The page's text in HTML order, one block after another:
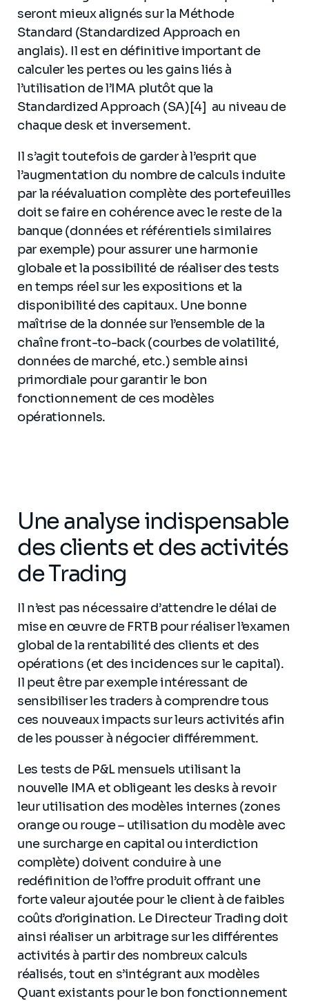
seront mieux alignés sur la Méthode
Standard (Standardized Approach en
anglais). Il est en définitive important de
calculer les pertes ou les gains liés à
l’utilisation de l’IMA plutôt que la
Standardized Approach (SA)[4] au niveau de
chaque desk et inversement.
Il s’agit toutefois de garder à l’esprit que
l’augmentation du nombre de calculs induite
par la réévaluation complète des portefeuilles
doit se faire en cohérence avec le reste de la
banque (données et référentiels similaires
par exemple) pour assurer une harmonie
globale et la possibilité de réaliser des tests
en temps réel sur les expositions et la
disponibilité des capitaux. Une bonne
maîtrise de la donnée sur l’ensemble de la
chaîne front-to-back (courbes de volatilité,
données de marché, etc.) semble ainsi
primordiale pour garantir le bon
fonctionnement de ces modèles
opérationnels.
Une analyse indispensable
des clients et des activités
de Trading
Il n’est pas nécessaire d’attendre le délai de
mise en œuvre de FRTB pour réaliser l’examen
global de la rentabilité des clients et des
opérations (et des incidences sur le capital).
Il peut être par exemple intéressant de
sensibiliser les traders à comprendre tous
ces nouveaux impacts sur leurs activités afin
de les pousser à négocier différemment.
Les tests de P&L mensuels utilisant la
nouvelle IMA et obligeant les desks à revoir
leur utilisation des modèles internes (zones
orange ou rouge – utilisation du modèle avec
une surcharge en capital ou interdiction
complète) doivent conduire à une
redéfinition de l’offre produit offrant une
forte valeur ajoutée pour le client à de faibles
coûts d’origination. Le Directeur Trading doit
ainsi réaliser un arbitrage sur les différentes
activités à partir des nombreux calculs
réalisés, tout en s’intégrant aux modèles
Quant existants pour le bon fonctionnement